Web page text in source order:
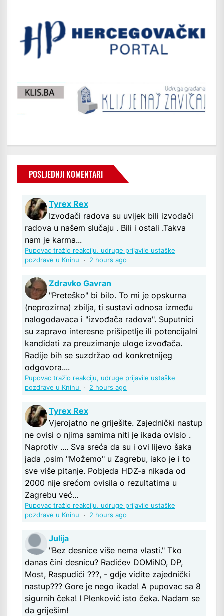
POSLJEDNJI KOMENTARI
Tyrex Rex
Izvođači radova su uvijek bili izvođači
radova u našem slučaju . Bili i ostali .Takva
nam je karma...
Pupovac tražio reakciju, udruge prijavile ustaške
pozdrave u Kninu
· 2 hours ago
Zdravko Gavran
"Preteško" bi bilo. To mi je opskurna
(neprozirna) zbilja, ti sustavi odnosa između
nalogodavaca i "izvođača radova". Suputnici
su zapravo interesne prišipetlje ili potencijalni
kandidati za preuzimanje uloge izvođača.
Radije bih se suzdržao od konkretnijeg
odgovora....
Pupovac tražio reakciju, udruge prijavile ustaške
pozdrave u Kninu
· 2 hours ago
Tyrex Rex
Vjerojatno ne griješite. Zajednički nastup
ne ovisi o njima samima niti je ikada ovisio .
Naprotiv .... Sva sreća da su i ovi lijevo šaka
jada ,osim "Možemo" u Zagrebu, iako je i to
sve više pitanje. Pobjeda HDZ-a nikada od
2000 nije srećom ovisila o rezultatima u
Zagrebu već...
Pupovac tražio reakciju, udruge prijavile ustaške
pozdrave u Kninu
· 2 hours ago
Julija
"Bez desnice više nema vlasti." Tko
danas čini desnicu? Radićev DOMiNO, DP,
Most, Raspudići ???, - gdje vidite zajednički
nastup??? Gore je nego ikada! A pupovac sa 8
sigurnih čeka! I Plenković isto čeka. Nadam se
da griješim!